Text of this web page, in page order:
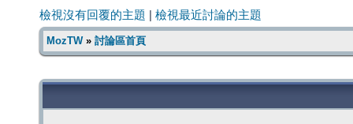
檢視沒有回覆的主題 檢視最近討論的主題
MozTW» 討論區首頁